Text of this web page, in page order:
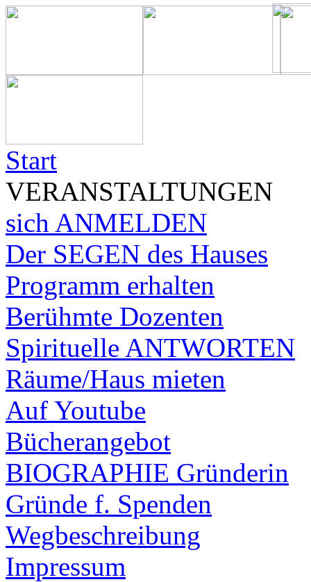
Start
VERANSTALTUNGEN
sich ANMELDEN
Der SEGEN des Hauses
Programm erhalten
Berühmte Dozenten
Spirituelle ANTWORTEN
Räume/Haus mieten
Auf Youtube
Bücherangebot
BIOGRAPHIE Gründerin
Gründe f. Spenden
Wegbeschreibung
Impressum